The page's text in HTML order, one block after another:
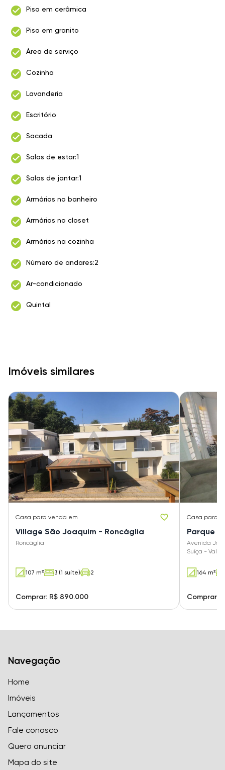
Piso em cerâmica
Piso em granito
Área de serviço
Cozinha
Lavanderia
Escritório
Sacada
Salas de estar:1
Salas de jantar:1
Armários no banheiro
Armários no closet
Armários na cozinha
Número de andares:2
Ar-condicionado
Quintal
Imóveis similares
Casa para venda em
Village São Joaquim - Roncáglia
Roncáglia
107 m² 3 (1 suíte) 2
Comprar: R$ 890.000
Casa para
Parque
Avenida
Suíça -
164 m²
Comprar:
Navegação
Home
Imóveis
Lançamentos
Fale conosco
Quero anunciar
Mapa do site